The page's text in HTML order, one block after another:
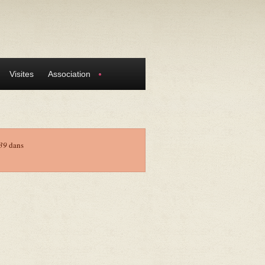
Visites Association
dans